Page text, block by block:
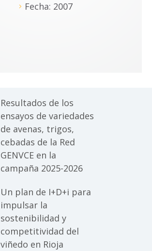
Fecha: 2007
Resultados de los
ensayos de variedades
de avenas, trigos,
cebadas de la Red
GENVCE en la
campaña 2025-2026
Un plan de I+D+i para
impulsar la
sostenibilidad y
competitividad del
viñedo en Rioja